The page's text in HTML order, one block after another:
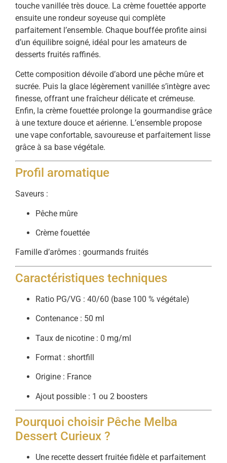
touche vanillée très douce. La crème fouettée apporte
ensuite une rondeur soyeuse qui complète
parfaitement l’ensemble. Chaque bouffée profite ainsi
d’un équilibre soigné, idéal pour les amateurs de
desserts fruités raffinés.
Cette composition dévoile d’abord une pêche mûre et
sucrée. Puis la glace légèrement vanillée s’intègre avec
finesse, offrant une fraîcheur délicate et crémeuse.
Enfin, la crème fouettée prolonge la gourmandise grâce
à une texture douce et aérienne. L’ensemble propose
une vape confortable, savoureuse et parfaitement lisse
grâce à sa base végétale.
Profil aromatique
Saveurs :
Pêche mûre
Crème fouettée
Famille d’arômes : gourmands fruités
Caractéristiques techniques
Ratio PG/VG : 40/60 (base 100 % végétale)
Contenance : 50 ml
Taux de nicotine : 0 mg/ml
Format : shortfill
Origine : France
Ajout possible : 1 ou 2 boosters
Pourquoi choisir Pêche Melba
Dessert Curieux ?
Une recette dessert fruitée fidèle et parfaitement